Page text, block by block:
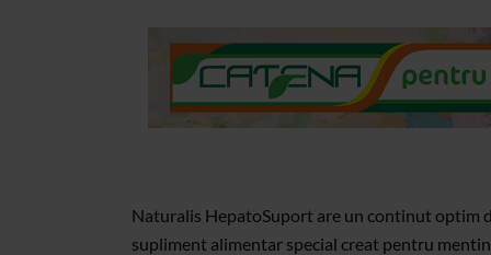
Naturalis HepatoSuport are un continut optim
supliment alimentar special creat pentru